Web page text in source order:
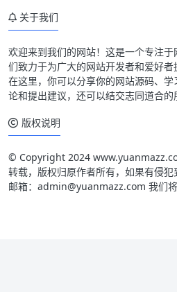
关于我们
欢迎来到我们的网站！这是一个专注
们致力于为广大的网站开发者和爱好者
在这里，你可以分享你的网站源码、
论和提出建议，还可以结交志同道合的
版权说明
© Copyright 2024
转载，版权归原作者所有，如果有侵
邮箱：admin@yuanmazz.com 我们将